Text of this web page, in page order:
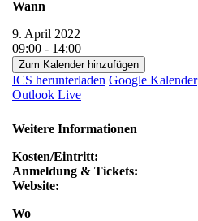
Wann
9. April 2022
09:00 - 14:00
Zum Kalender hinzufügen
ICS herunterladen Google Kalender
Outlook Live
Weitere Informationen
Kosten/Eintritt:
Anmeldung & Tickets:
Website:
Wo